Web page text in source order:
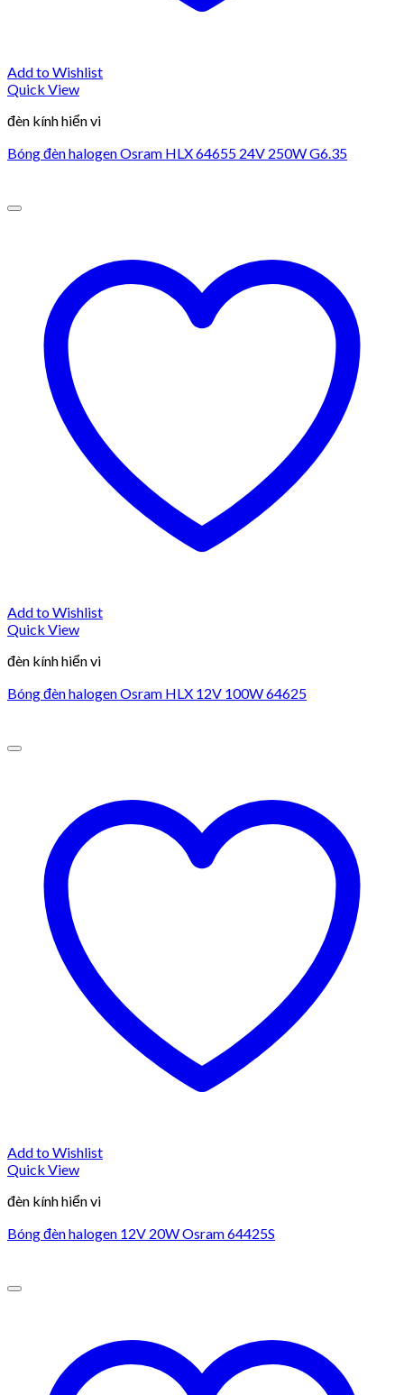
Add to Wishlist
Quick View
đèn kính hiển vi
Bóng đèn halogen Osram HLX 64655 24V 250W G6.35
Add to Wishlist
Quick View
đèn kính hiển vi
Bóng đèn halogen Osram HLX 12V 100W 64625
Add to Wishlist
Quick View
đèn kính hiển vi
Bóng đèn halogen 12V 20W Osram 64425S